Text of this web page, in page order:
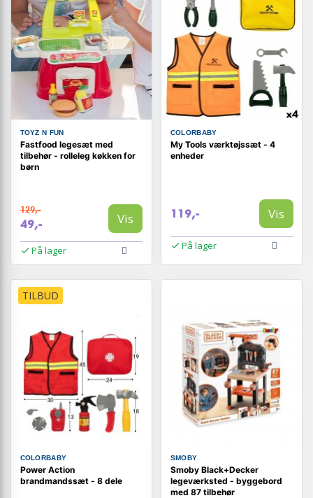
TOYZ N FUN
Fastfood legesæt med
tilbehør - rolleleg køkken for
børn
129,-
49,- Vis
På lager
COLORBABY
My Tools værktøjssæt - 4
enheder
119,- Vis
På lager
TILBUD
COLORBABY
Power Action
brandmandssæt - 8 dele
SMOBY
Smoby Black+Decker
legeværksted - byggebord
med 87 tilbehør